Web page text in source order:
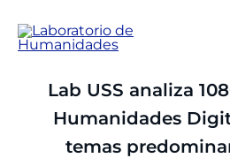
contenido
Lab USS analiza
Humanidades
temas